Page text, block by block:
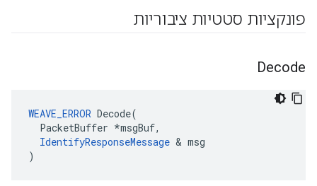
פונקציות סטטיות ציבוריות
Decode
WEAVE_ERROR Decode(
  PacketBuffer *msgBuf,
IdentifyResponseMessage & msg
)